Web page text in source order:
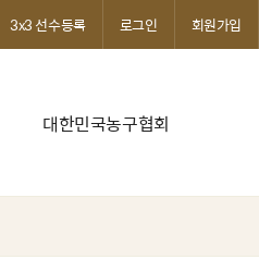
대한민국농구협회
3x3 선수등록 로그인 회원가입